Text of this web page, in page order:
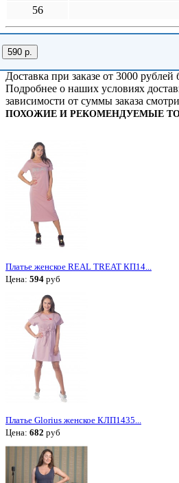
56
590 р.
Доставка при заказе от 3000 рублей
Подробнее о наших условиях
зависимости от суммы заказа
ПОХОЖИЕ И РЕКОМЕНДУЕМЫЕ
Платье женское REAL TREAT КП14...
Цена: 594 руб
Платье Glorius женское КЛП1435...
Цена: 682 руб